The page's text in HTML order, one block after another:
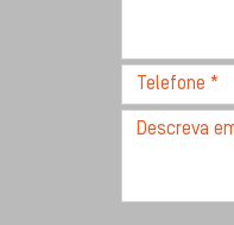
CEP
Telefone
*
Descreva
com